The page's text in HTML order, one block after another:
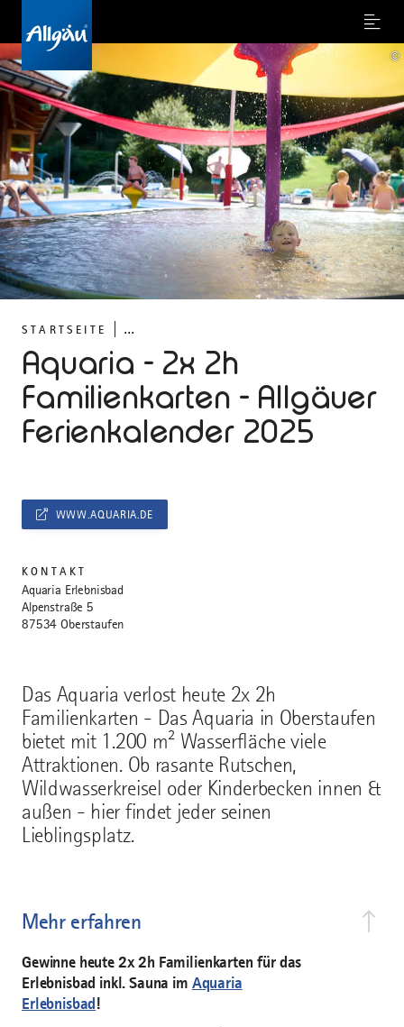
Menu
STARTSEITE ...
Aquaria - 2x 2h
Familienkarten - Allgäuer
Ferienkalender 2025
©
Das Aquaria verlost heute 2x 2h
Familienkarten - Das Aquaria in Oberstaufen
bietet mit 1.200 m² Wasserfläche viele
Attraktionen. Ob rasante Rutschen,
Wildwasserkreisel oder Kinderbecken innen &
außen - hier findet jeder seinen
Lieblingsplatz.
Mehr erfahren
Gewinne heute 2x 2h Familienkarten für das
Erlebnisbad inkl. Sauna im Aquaria
Erlebnisbad !
WWW.AQUARIA.DE
KONTAKT
Aquaria Erlebnisbad
Alpenstraße 5
87534 Oberstaufen